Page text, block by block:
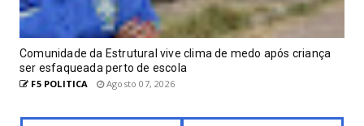
Comunidade da Estrutural vive clima de medo após criança
ser esfaqueada perto de escola
F5 POLITICA Agosto 07, 2026